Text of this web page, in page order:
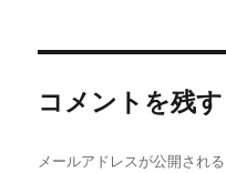
コメントを残す
メールアドレスが公開される